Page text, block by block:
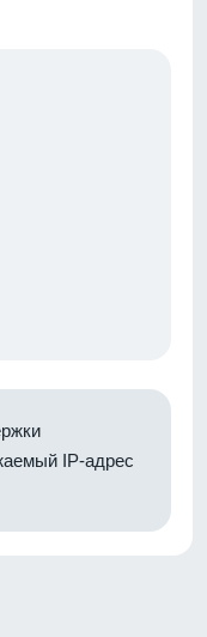
IP-адрес